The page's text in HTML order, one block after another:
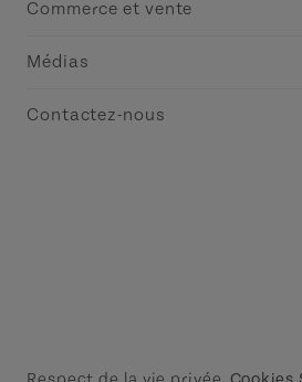
Commerce et vente
Médias
Contactez-nous